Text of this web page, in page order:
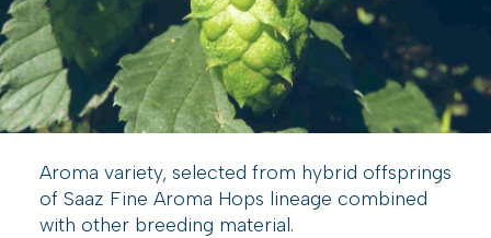
Aroma variety, selected from hybrid offsprings
of Saaz Fine Aroma Hops lineage combined
with other breeding material.